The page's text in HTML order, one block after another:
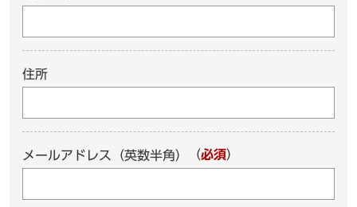
住所
メールアドレス（英数半角） （必須）